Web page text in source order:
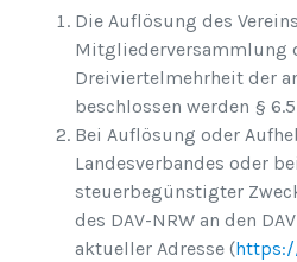
Die Auflösung des
Mitgliederversammlung
Dreiviertelmehrheit der
beschlossen werden §
Bei Auflösung oder
Landesverbandes oder
steuerbegünstigter
des DAV-NRW an den
aktueller Adresse (